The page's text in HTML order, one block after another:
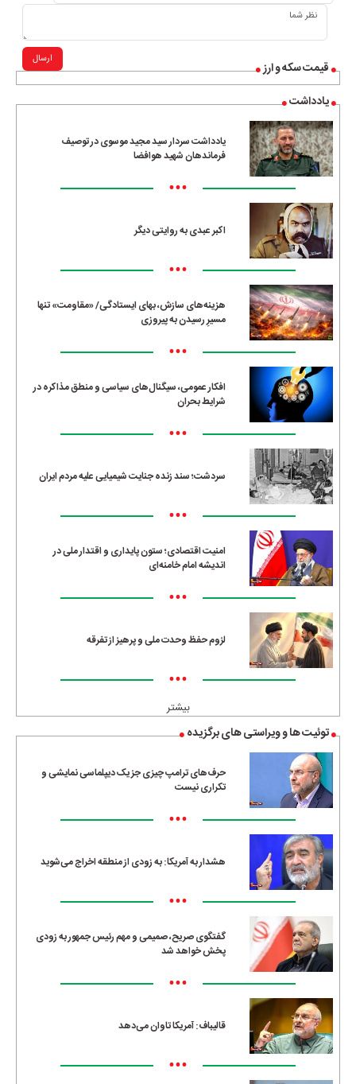
قیمت سکه و ارز
یادداشت
یادداشت سردار سید مجید موسوی در توصیف
فرماندهان شهید هوافضا
•••
اکبر عبدی به روایتی دیگر
•••
هزینه‌های سازش، بهای ایستادگی/ «مقاومت» تنها
مسیرِ رسیدن به پیروزی
•••
افکار عمومی، سیگنال‌های سیاسی و منطق مذاکره در
شرایط بحران
•••
سردشت؛ سند زنده جنایت شیمیایی علیه مردم ایران
•••
امنیت اقتصادی؛ ستون پایداری و اقتدار ملی در
اندیشه امام خامنه‌ای
•••
لزوم حفظ وحدت ملی و پرهیز از تفرقه
•••
بیشتر
توئیت ها و ویراستی های برگزیده
حرف‌های ترامپ چیزی جز یک دیپلماسی نمایشی و
تکراری نیست
•••
هشدار به آمریکا: به زودی از منطقه اخراج می‌شوید
•••
گفتگوی صریح، صمیمی و مهم رئیس جمهور به زودی
پخش خواهد شد
•••
قالیباف: آمریکا تاوان می‌دهد
•••
ارسال